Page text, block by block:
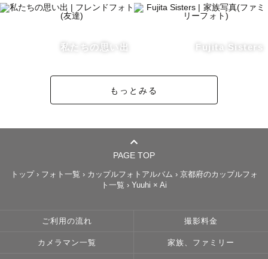
私たちの思い出 Fujita Sisters
もっとみる
PAGE TOP
トップ› フォト一覧 › カップルフォトアルバム › 京都府のカップルフォ
ト一覧 › Yuuhi × Ai
ご利用の流れ 撮影料金
カメラマン一覧 家族、ファミリー